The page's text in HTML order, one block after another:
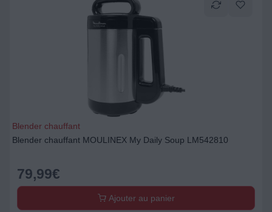
Blender chauffant
Blender chauffant MOULINEX My Daily Soup LM542810
79,99€
Ajouter au panier